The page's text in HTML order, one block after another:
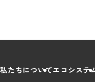
私たちについてエコシステ